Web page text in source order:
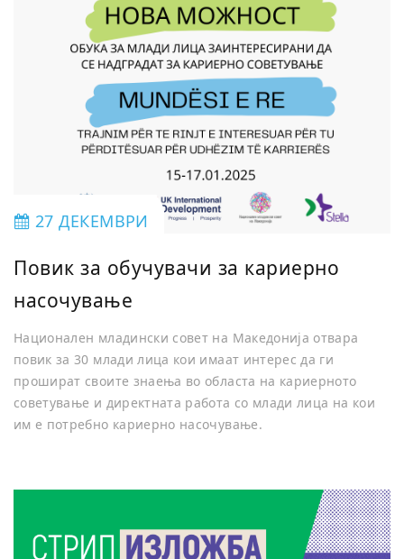
27 ДЕКЕМВРИ
Повик за обучувачи за кариерно
насочување
Национален младински совет на Македонија отвара
повик за 30 млади лица кои имаат интерес да ги
прошират своите знаења во областа на кариерното
советување и директната работа со млади лица на кои
им е потребно кариерно насочување.